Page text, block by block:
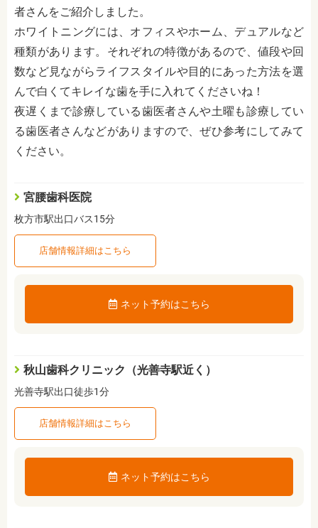
者さんをご紹介しました。
ホワイトニングには、オフィスやホーム、デュアルなど
種類があります。それぞれの特徴があるので、値段や回
数など見ながらライフスタイルや目的にあった方法を選
んで白くてキレイな歯を手に入れてくださいね！
夜遅くまで診療している歯医者さんや土曜も診療してい
る歯医者さんなどがありますので、ぜひ参考にしてみて
ください。
宮腰歯科医院
枚方市駅出口バス15分
店舗情報詳細はこちら
ネット予約はこちら
秋山歯科クリニック（光善寺駅近く）
光善寺駅出口徒歩1分
店舗情報詳細はこちら
ネット予約はこちら